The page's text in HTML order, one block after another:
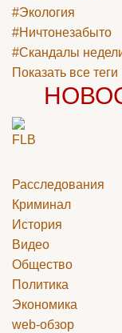
#Экология
#Ничтонезабыто
#Скандалы
Показать все теги
Расследования
Криминал
История
Видео
Общество
Политика
Экономика
web-обзор